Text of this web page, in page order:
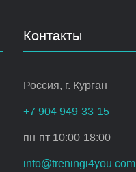
Контакты
Россия, г. Курган
+7 904 949-33-15
пн-пт 10:00-18:00
info@treningi4you.com